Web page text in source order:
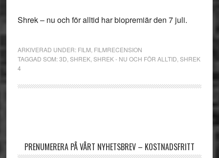
Shrek – nu och för alltid har biopremiär den 7 juli.
ARKIVERAD UNDER: FILM FILMRECENSION
TAGGAD SOM:3D SHREK, SHREK - NU OCH FÖR ALLTID SHREK
4
PRENUMERERA PÅ VÅRT NYHETSBREV – KOSTNADSFRITT